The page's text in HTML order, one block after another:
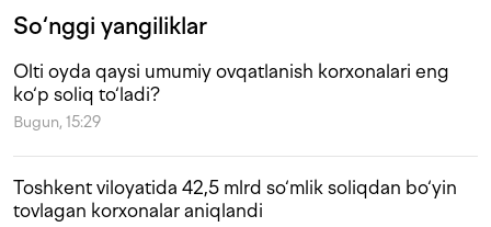
So‘nggi yangiliklar
Olti oyda qaysi umumiy ovqatlanish korxonalari eng
ko‘p soliq to‘ladi?
Bugun, 15:29
Toshkent viloyatida 42,5 mlrd so‘mlik soliqdan bo‘yin
tovlagan korxonalar aniqlandi